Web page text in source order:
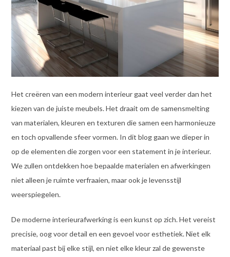
Het creëren van een modern interieur gaat veel verder dan het
kiezen van de juiste meubels. Het draait om de samensmelting
van materialen, kleuren en texturen die samen een harmonieuze
en toch opvallende sfeer vormen. In dit blog gaan we dieper in
op de elementen die zorgen voor een statement in je interieur.
We zullen ontdekken hoe bepaalde materialen en afwerkingen
niet alleen je ruimte verfraaien, maar ook je levensstijl
weerspiegelen.
De moderne interieurafwerking is een kunst op zich. Het vereist
precisie, oog voor detail en een gevoel voor esthetiek. Niet elk
materiaal past bij elke stijl, en niet elke kleur zal de gewenste